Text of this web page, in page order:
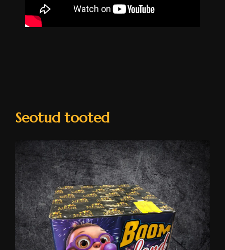
Seotud tooted